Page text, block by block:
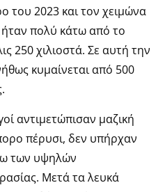
του 2023 και τον χειμώνα
πολύ κάτω από το
250 χιλιοστά. Σε αυτή την
κυμαίνεται από 500
αντιμετώπισαν μαζική
πέρυσι, δεν υπήρχαν
των υψηλών
Μετά τα λευκά